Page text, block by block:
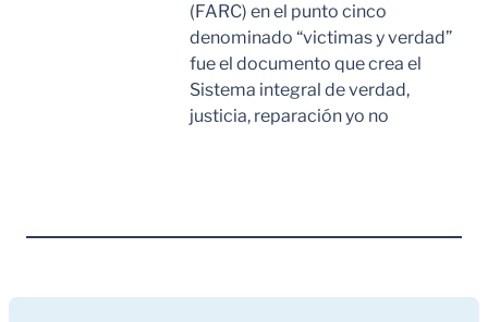
(FARC) en el punto cinco
denominado “victimas y verdad”
fue el documento que crea el
Sistema integral de verdad,
justicia, reparación yo no